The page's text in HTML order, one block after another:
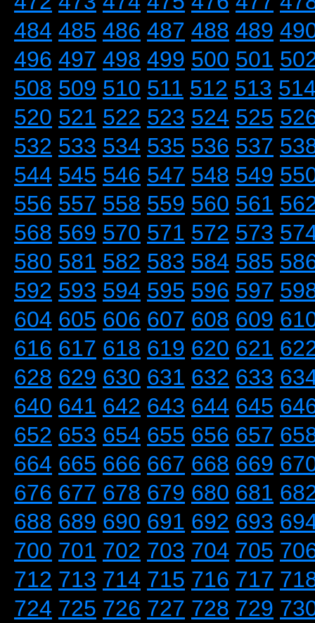
484 485 486 487 488 489
496 497 498 499 500 501
508 509 510 511 512 513
520 521 522 523 524 525
532 533 534 535 536 537
544 545 546 547 548 549
556 557 558 559 560 561
568 569 570 571 572 573
580 581 582 583 584 585
592 593 594 595 596 597
604 605 606 607 608 609
616 617 618 619 620 621
628 629 630 631 632 633
640 641 642 643 644 645
652 653 654 655 656 657
664 665 666 667 668 669
676 677 678 679 680 681
688 689 690 691 692 693
700 701 702 703 704 705
712 713 714 715 716 717
724 725 726 727 728 729